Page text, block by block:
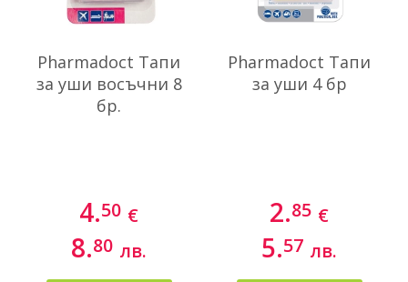
Pharmadoct Тапи
за уши восъчни 8
бр.
4.50 €
8.80 лв.
Pharmadoct Тапи
за уши 4 бр
2.85 €
5.57 лв.